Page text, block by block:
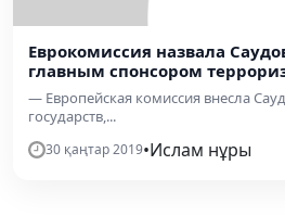
Еврокомиссия назвала
главным спонсором
— Европейская комиссия внесла
государств,...
30 қаңтар 2019•Ислам нұры